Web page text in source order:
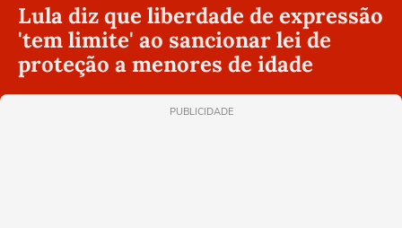
Lula diz que liberdade de expressão
'tem limite' ao sancionar lei de
proteção a menores de idade
PUBLICIDADE